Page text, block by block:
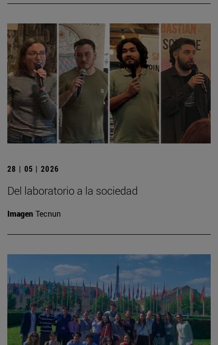
28 | 05 | 2026
Del laboratorio a la sociedad
Imagen Tecnun